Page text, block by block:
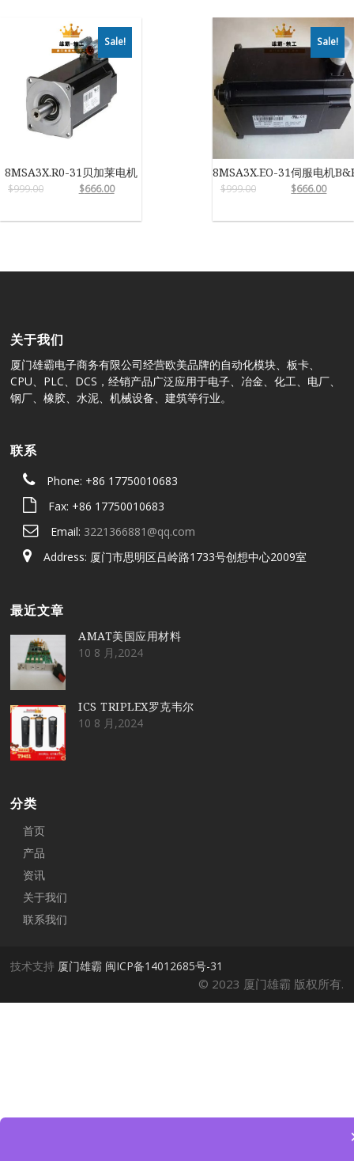
Sale!
8MSA3X.R0-31贝加莱电机
$999.00 $666.00
Sale!
8MSA3X.EO-31伺服电机
$999.00 $666.00
关于我们
厦门雄霸电子商务有限公司经营欧美品牌的自动化模块、板卡、
CPU、PLC、DCS，经销产品广泛应用于电子、冶金、化工、电厂、
钢厂、橡胶、水泥、机械设备、建筑等行业。
联系
Phone: +86 17750010683
Fax: +86 17750010683
Email: 3221366881@qq.com
Address: 厦门市思明区吕岭路1733号创想中心2009室
最近文章
AMAT美国应用材料
10 8 月,2024
ICS TRIPLEX罗克韦尔
10 8 月,2024
分类
首页
产品
资讯
关于我们
联系我们
技术支持 厦门雄霸 闽ICP备14012685号-31
© 2023 厦门雄霸 版权所有.